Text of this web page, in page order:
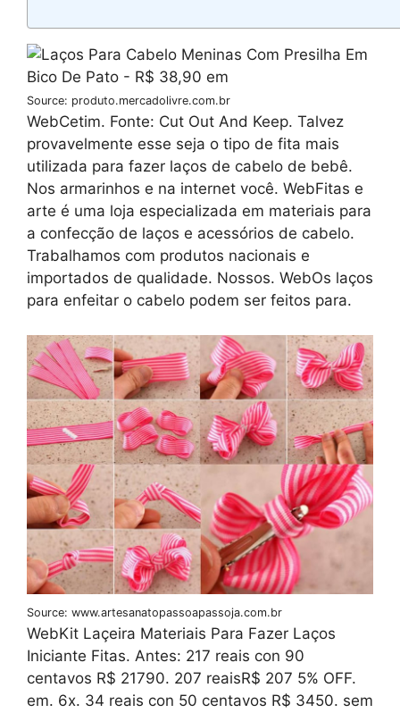
Source: produto.mercadolivre.com.br
WebCetim. Fonte: Cut Out And Keep. Talvez
provavelmente esse seja o tipo de fita mais
utilizada para fazer laços de cabelo de bebê.
Nos armarinhos e na internet você. WebFitas e
arte é uma loja especializada em materiais para
a confecção de laços e acessórios de cabelo.
Trabalhamos com produtos nacionais e
importados de qualidade. Nossos. WebOs laços
para enfeitar o cabelo podem ser feitos para.
Source: www.artesanatopassoapassoja.com.br
WebKit Laçeira Materiais Para Fazer Laços
Iniciante Fitas. Antes: 217 reais con 90
centavos R$ 21790. 207 reaisR$ 207 5% OFF.
em. 6x. 34 reais con 50 centavos R$ 3450. sem